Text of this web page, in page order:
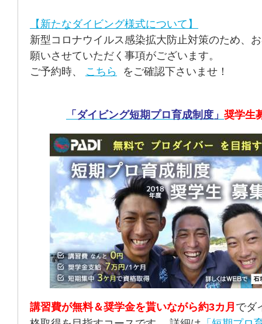
【新たなダイビング様式について】
新型コロナウイルス感染拡大防止対策のため、
願いさせていただく事項がございます。
ご予約時、 こちら をご確認下さいませ！
「ダイビング短期プロ育成制度」 奨学生
講習費が無料＆奨学金を貰いながら約3カ月 でダ